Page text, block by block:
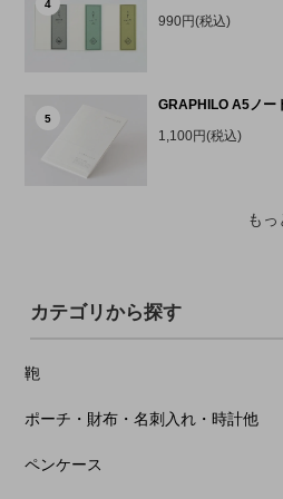
4
990円(税込)
5
GRAPHILO A5ノー
1,100円(税込)
もっ
カテゴリから探す
鞄
ポーチ・財布・名刺入れ・時計他
ペンケース